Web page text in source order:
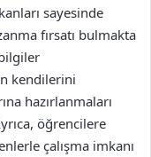
sayesinde
fırsatı bulmakta
kendilerini
hazırlanmaları
öğrencilere
çalışma imkanı